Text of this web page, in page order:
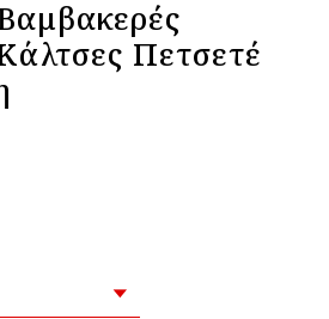
Πετσετέ